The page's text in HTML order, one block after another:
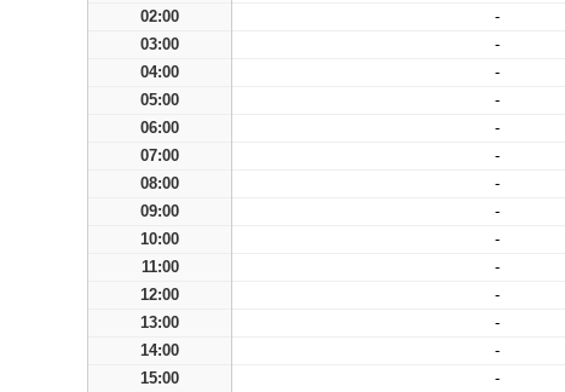
02:00
-
03:00
-
04:00
-
05:00
-
06:00
-
07:00
-
08:00
-
09:00
-
10:00
-
11:00
-
12:00
-
13:00
-
14:00
-
15:00
-